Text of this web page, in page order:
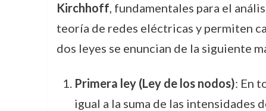
Kirchhoff, fundamentales para el
teoría de redes eléctricas y permiten
dos leyes se enuncian de la siguiente
Primera ley (Ley de los nodos): En
igual a la suma de las intensidades